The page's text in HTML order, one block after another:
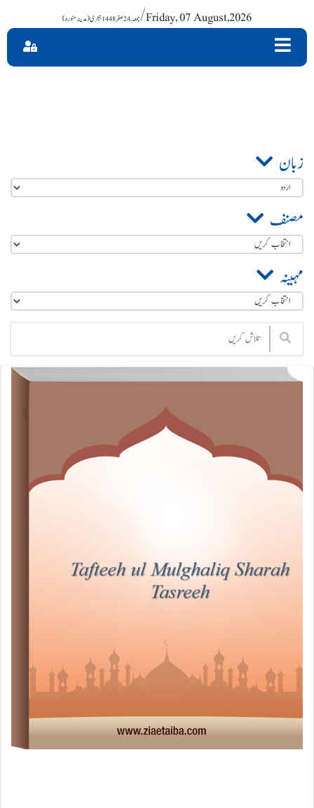
جمعہ , 24 صفر 1448 ہجری (مدینہ منورہ)/ Friday, 07 August,2026
زبان
مصنف
مہینہ